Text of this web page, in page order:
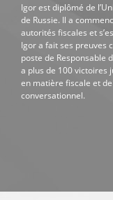
Igor est diplômé de
de Russie. Il a
autorités fiscales et
Igor a fait ses preuves
poste de Responsable
a plus de 100 victoires
en matière fiscale et
conversationnel.